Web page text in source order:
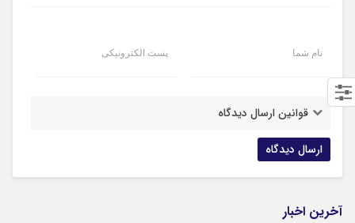
نام شما پست الکترونیکی
قوانین ارسال دیدگاه
آخرین اخبار